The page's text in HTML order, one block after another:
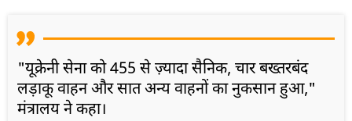
"यूक्रेनी सेना को 455 से ज़्यादा सैनिक, चार बख्तरबंद
लड़ाकू वाहन और सात अन्य वाहनों का नुकसान हुआ,"
मंत्रालय ने कहा।